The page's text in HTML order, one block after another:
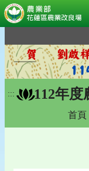
到
主
要
內
容
::: 112年度
首頁